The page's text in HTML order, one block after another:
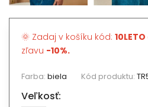
🌞 Zadaj v košíku kód: 10LETO
zľavu -10%.
Farba: biela Kód produktu:
Veľkosť: